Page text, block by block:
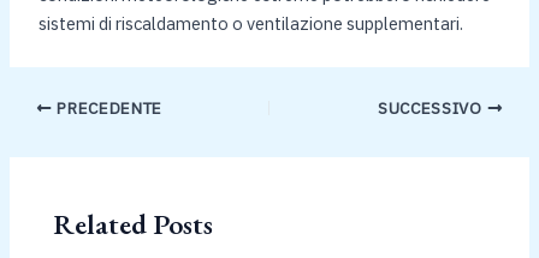
sistemi di riscaldamento o ventilazione supplementari.
PRECEDENTE SUCCESSIVO
Related Posts